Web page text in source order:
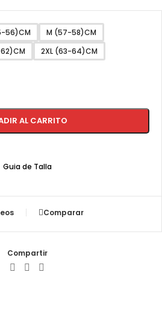
56)CM
M (57-58)CM
2XL (63-64)CM
AL CARRITO
Guia de Talla
Comparar
Compartir